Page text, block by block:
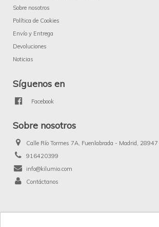
Sobre nosotros
Política de Cookies
Envío y Entrega
Devoluciones
Noticias
Síguenos en
Facebook
Sobre nosotros
Calle Río Tormes 7A, Fuenlabrada - Madrid, 28947
916420399
info@kilumio.com
Contáctanos